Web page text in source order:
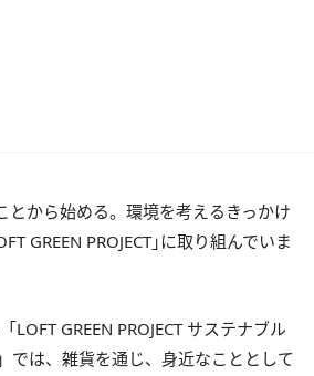
とから始める。環境を考えるきっかけ
GREEN PROJECT｣に取り組んでいま
LOFT GREEN PROJECT サステナブル
では、雑貨を通じ、身近なこととして